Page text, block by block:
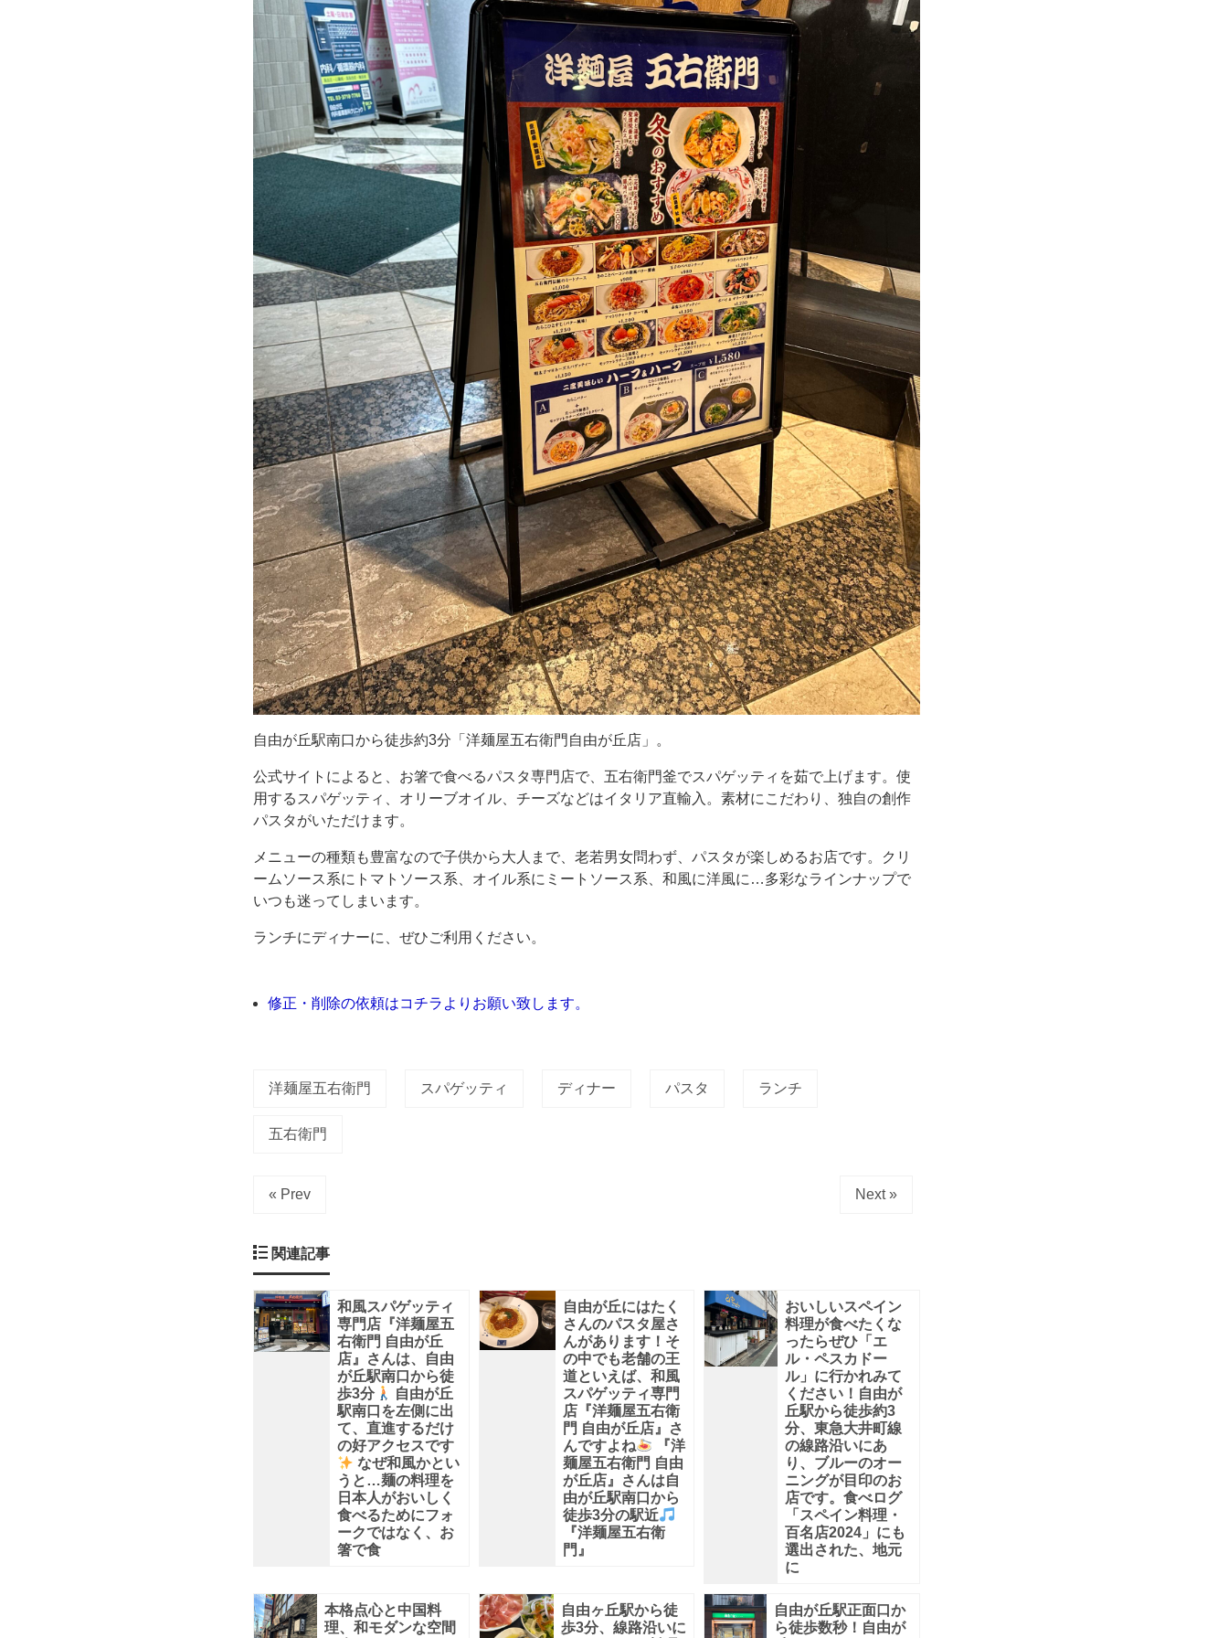
南
口
か
ら
徒
歩
約
3
分
「洋
麺
屋
五
右
衛
門
自
由
が
丘
店」。
公
式
イ
ト
よ
る
と、
お
パ
自由が丘駅南口から徒歩約3分「洋麺屋五右衛門自由が丘店」。
公式サイトによると、お箸で食べるパスタ専門店で、五右衛門釜でスパゲッティを茹で上げます。使
用するスパゲッティ、オリーブオイル、チーズなどはイタリア直輸入。素材にこだわり、独自の創作
パスタがいただけます。
メニューの種類も豊富なので子供から大人まで、老若男女問わず、パスタが楽しめるお店です。クリ
ームソース系にトマトソース系、オイル系にミートソース系、和風に洋風に…多彩なラインナップで
いつも迷ってしまいます。
ランチにディナーに、ぜひご利用ください。
修正・削除の依頼はコチラよりお願い致します。
洋麺屋五右衛門 スパゲッティ ディナー パスタ ランチ
五右衛門
« Prev Next »
関連記事
和風スパゲッティ
専門店『洋麺屋五
右衛門 自由が丘
店』さんは、自由
が丘駅南口から徒
歩3分
自由が丘
駅南口を左側に出
て、直進するだけ
の好アクセスです
なぜ和風かとい
うと…麺の料理を
日本人がおいしく
食べるためにフォ
ークではなく、お
箸で食
自由が丘にはたく
さんのパスタ屋さ
んがあります！そ
の中でも老舗の王
道といえば、和風
スパゲッティ専門
店『洋麺屋五右衛
門 自由が丘店』さ
んですよね
『洋
麺屋五右衛門 自由
が丘店』さんは自
由が丘駅南口から
徒歩3分の駅近
『洋麺屋五右衛
門』
おいしいスペイン
料理が食べたくな
ったらぜひ「エ
ル・ペスカドー
ル」に行かれみて
ください！自由が
丘駅から徒歩約3
分、東急大井町線
の線路沿いにあ
り、ブルーのオー
ニングが目印のお
店です。食べログ
「スペイン料理・
百名店2024」にも
選出された、地元
に
本格点心と中国料
理、和モダンな空間
自由ヶ丘駅から徒
歩3分、線路沿いに
自由が丘駅正面口か
ら徒歩数秒！自由が